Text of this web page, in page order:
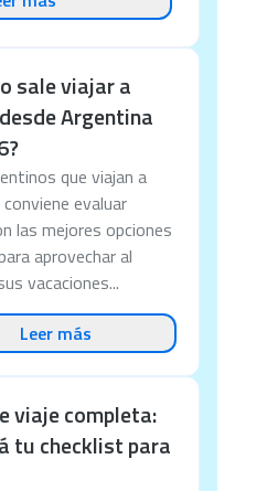
sale viajar a
Argentina
que viajan a
evaluar
las mejores opciones
aprovechar al
vacaciones...
Leer más
viaje completa:
tu checklist para